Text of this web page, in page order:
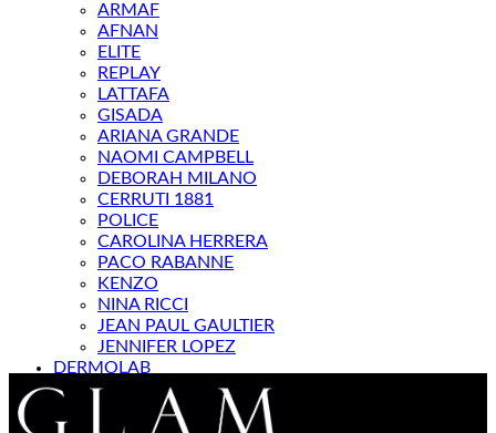
ARMAF
AFNAN
ELITE
REPLAY
LATTAFA
GISADA
ARIANA GRANDE
NAOMI CAMPBELL
DEBORAH MILANO
CERRUTI 1881
POLICE
CAROLINA HERRERA
PACO RABANNE
KENZO
NINA RICCI
JEAN PAUL GAULTIER
JENNIFER LOPEZ
DERMOLAB
МАГАЗИН